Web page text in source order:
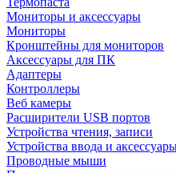
Мониторы и аксессуары
Мониторы
Кронштейны для мониторов
Аксессуары для ПК
Адаптеры
Контроллеры
Веб камеры
Расширители USB портов
Устройства чтения, записи
Устройства ввода и
Проводные мыши